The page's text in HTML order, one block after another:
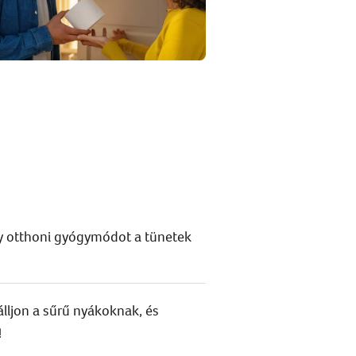
otthoni gyógymódot a tünetek
a sűrű nyákoknak, és